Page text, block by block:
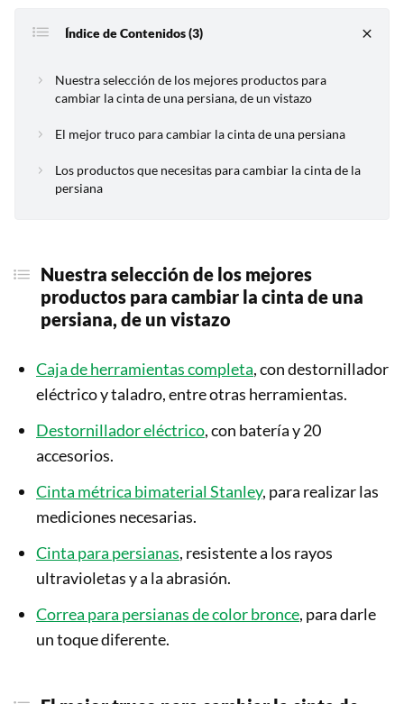
Índice de Contenidos (3)
Nuestra selección de los mejores productos para
cambiar la cinta de una persiana, de un vistazo
El mejor truco para cambiar la cinta de una persiana
Los productos que necesitas para cambiar la cinta de la
persiana
Nuestra selección de los mejores
productos para cambiar la cinta de una
persiana, de un vistazo
Caja de herramientas completa, con destornillador
eléctrico y taladro, entre otras herramientas.
Destornillador eléctrico, con batería y 20
accesorios.
Cinta métrica bimaterial Stanley, para realizar las
mediciones necesarias.
Cinta para persianas, resistente a los rayos
ultravioletas y a la abrasión.
Correa para persianas de color bronce, para darle
un toque diferente.